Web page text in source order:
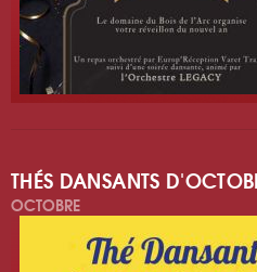
THÉS DANSANTS
OCTOBRE